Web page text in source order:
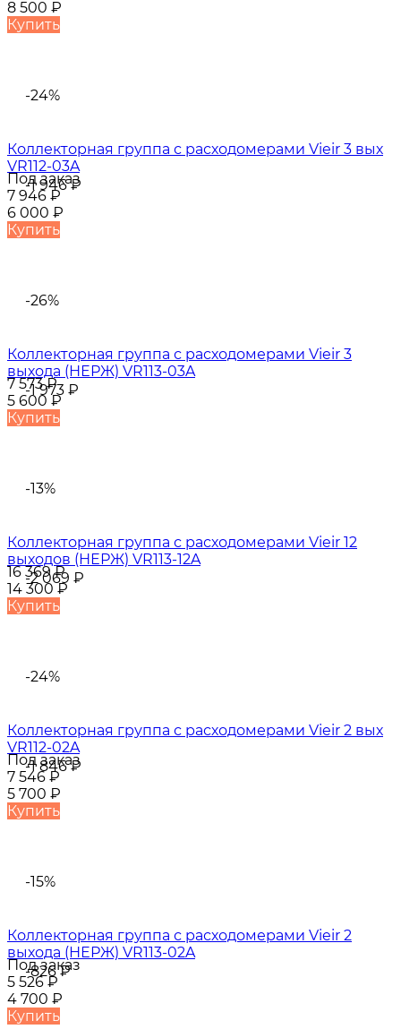
8 500 ₽
Купить
-24%
-1 946₽
Коллекторная группа с расходомерами Vieir 3 вых
VR112-03A
Под заказ
7 946 ₽
6 000 ₽
Купить
-26%
-1 973 ₽
Коллекторная группа с расходомерами Vieir 3
выхода (НЕРЖ) VR113-03A
7 573₽
5 600 ₽
Купить
-13%
-2 069 ₽
Коллекторная группа с расходомерами Vieir 12
выходов (НЕРЖ) VR113-12A
16 369₽
14 300₽
Купить
-24%
-1 846₽
Коллекторная группа с расходомерами Vieir 2 вых
VR112-02A
Под заказ
7 546₽
5 700 ₽
Купить
-15%
-826₽
Коллекторная группа с расходомерами Vieir 2
выхода (НЕРЖ) VR113-02A
Под заказ
5 526₽
4 700 ₽
Купить